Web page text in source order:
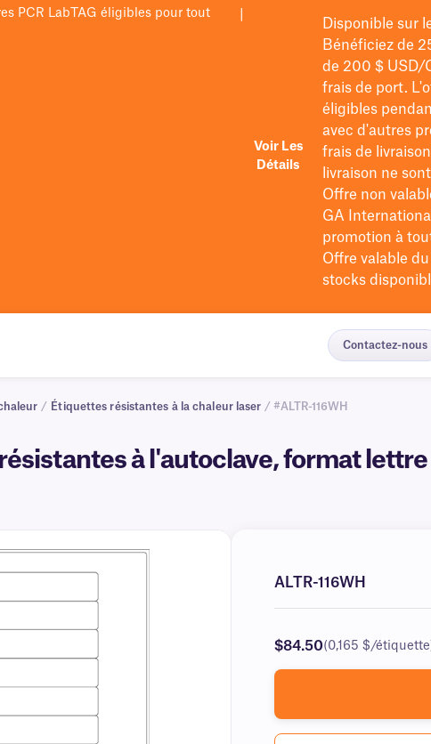
PCR LabTAG éligibles pour tout
Voir Les
Détails
Disponible sur
Bénéficiez de
de 200 $USD/
frais de port.
éligibles
avec d'autres
frais de
livraison ne
Offre non
GA
promotion à
Offre valable
stocks
Contactez-nous
/ Étiquettes résistantes à la chaleur laser / #ALTR-116WH
à l'autoclave, format lettre
ALTR-116WH
$84.50(0,165 $/